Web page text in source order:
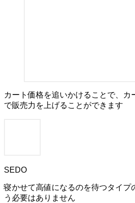
カート価格を追いかけることで、カ
で販売力を上げることができます
SEDO
寝かせて高値になるのを待つタイプ
う必要はありません